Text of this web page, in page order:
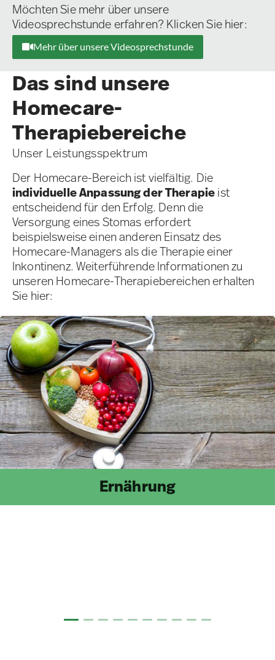
Möchten Sie mehr über unsere
Videosprechstunde erfahren? Klicken Sie hier:
Mehr über unsere Videosprechstunde
Das sind unsere
Homecare-
Therapiebereiche
Unser Leistungsspektrum
Der Homecare-Bereich ist vielfältig. Die
individuelle Anpassung der Therapieist
entscheidend für den Erfolg. Denn die
Versorgung eines Stomas erfordert
beispielsweise einen anderen Einsatz des
Homecare-Managers als die Therapie einer
Inkontinenz. Weiterführende Informationen zu
unseren Homecare-Therapiebereichen erhalten
Sie hier:
Ernährung